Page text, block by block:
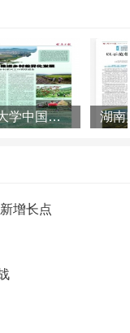
人口增长势能减
深度老龄化、乡
等多种现象，人
制造业逐步向中
第二产业，东部
新推动区域中心
突破登记跃迁的
湖南师范大学中国乡村振兴研究院课题组:突出地域特色 推进乡村
增长点